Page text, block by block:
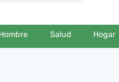
Salud Hogar